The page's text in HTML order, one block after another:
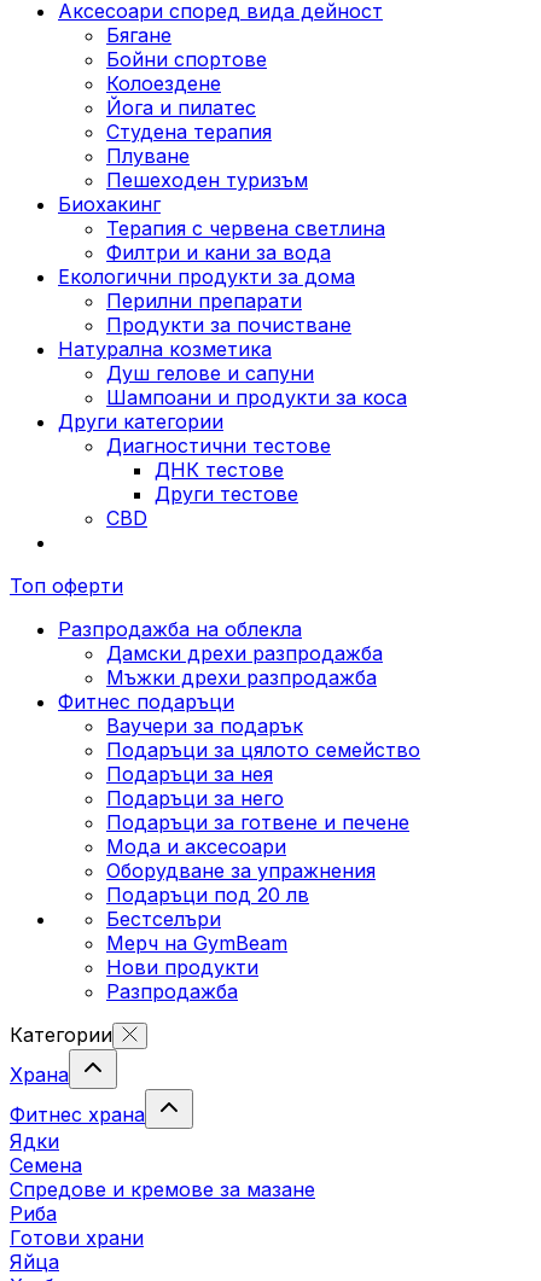
Аксесоари според вида дейност
Бягане
Бойни спортове
Колоездене
Йога и пилатес
Студена терапия
Плуване
Пешеходен туризъм
Биохакинг
Терапия с червена светлина
Филтри и кани за вода
Екологични продукти за дома
Перилни препарати
Продукти за почистване
Натурална козметика
Душ гелове и сапуни
Шампоани и продукти за коса
Други категории
Диагностични тестове
ДНК тестове
Други тестове
CBD
Топ оферти
Разпродажба на облекла
Дамски дрехи разпродажба
Мъжки дрехи разпродажба
Фитнес подаръци
Ваучери за подарък
Подаръци за цялото семейство
Подаръци за нея
Подаръци за него
Подаръци за готвене и печене
Мода и аксесоари
Оборудване за упражнения
Подаръци под 20 лв
Бестселъри
Мерч на GymBeam
Нови продукти
Разпродажба
Категории
Храна
Фитнес храна
Ядки
Семена
Спредове и кремове за мазане
Риба
Готови храни
Яйца